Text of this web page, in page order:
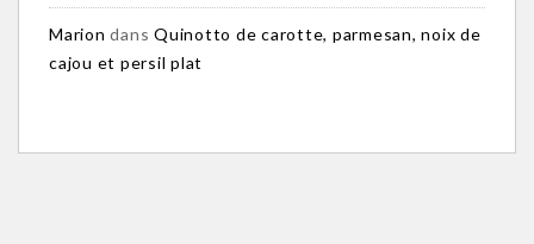
Marion dans Quinotto de carotte, parmesan, noix de
cajou et persil plat